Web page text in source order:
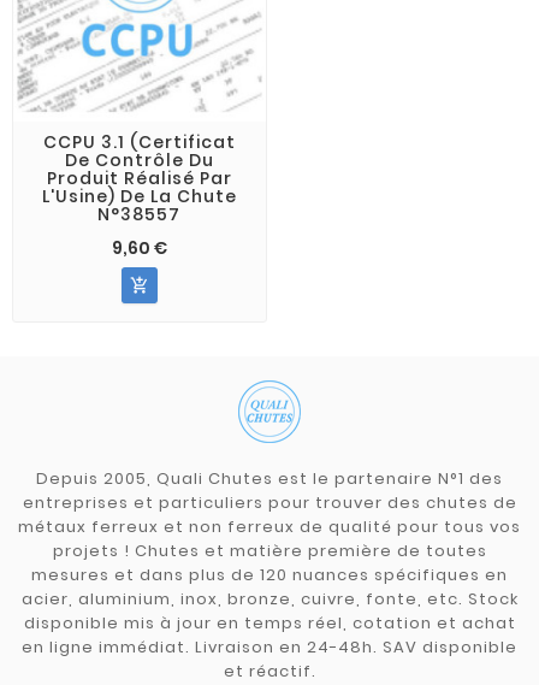
CCPU 3.1 (Certificat
De Contrôle Du
Produit Réalisé Par
L'Usine) De La Chute
N°38557
9,60 €

Depuis 2005, Quali Chutes est le partenaire N°1 des
entreprises et particuliers pour trouver des chutes de
métaux ferreux et non ferreux de qualité pour tous vos
projets ! Chutes et matière première de toutes
mesures et dans plus de 120 nuances spécifiques en
acier, aluminium, inox, bronze, cuivre, fonte, etc. Stock
disponible mis à jour en temps réel, cotation et achat
en ligne immédiat. Livraison en 24-48h. SAV disponible
et réactif.